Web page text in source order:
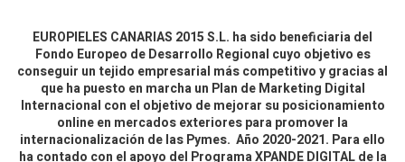
EUROPIELES CANARIAS 2015 S.L. ha sido beneficiaria del
Fondo Europeo de Desarrollo Regional cuyo objetivo es
conseguir un tejido empresarial más competitivo y gracias al
que ha puesto en marcha un Plan de Marketing Digital
Internacional con el objetivo de mejorar su posicionamiento
online en mercados exteriores para promover la
internacionalización de las Pymes. Año 2020-2021. Para ello
ha contado con el apoyo del Programa XPANDE DIGITAL de la